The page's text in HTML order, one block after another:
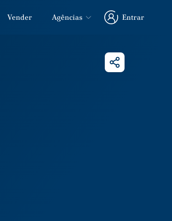
Vender Agências
Entrar
Entrar
Partilhar